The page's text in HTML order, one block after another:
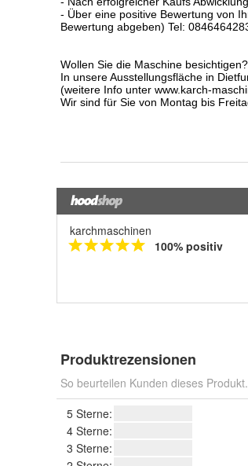
karchmaschinen
100% positiv
Produktrezensionen
So beurteilen Kunden dieses Produkt.
5 Sterne:
4 Sterne:
3 Sterne: